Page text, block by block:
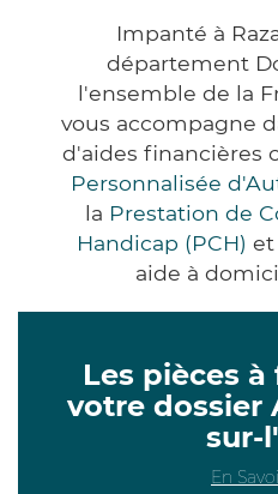
Impanté à
département
l'ensemble de la
vous accompagne
d'aides financières
Personnalisée
la Prestation de
Handicap (PCH) et
aide à
Les pièces
votre dossier
sur-
En